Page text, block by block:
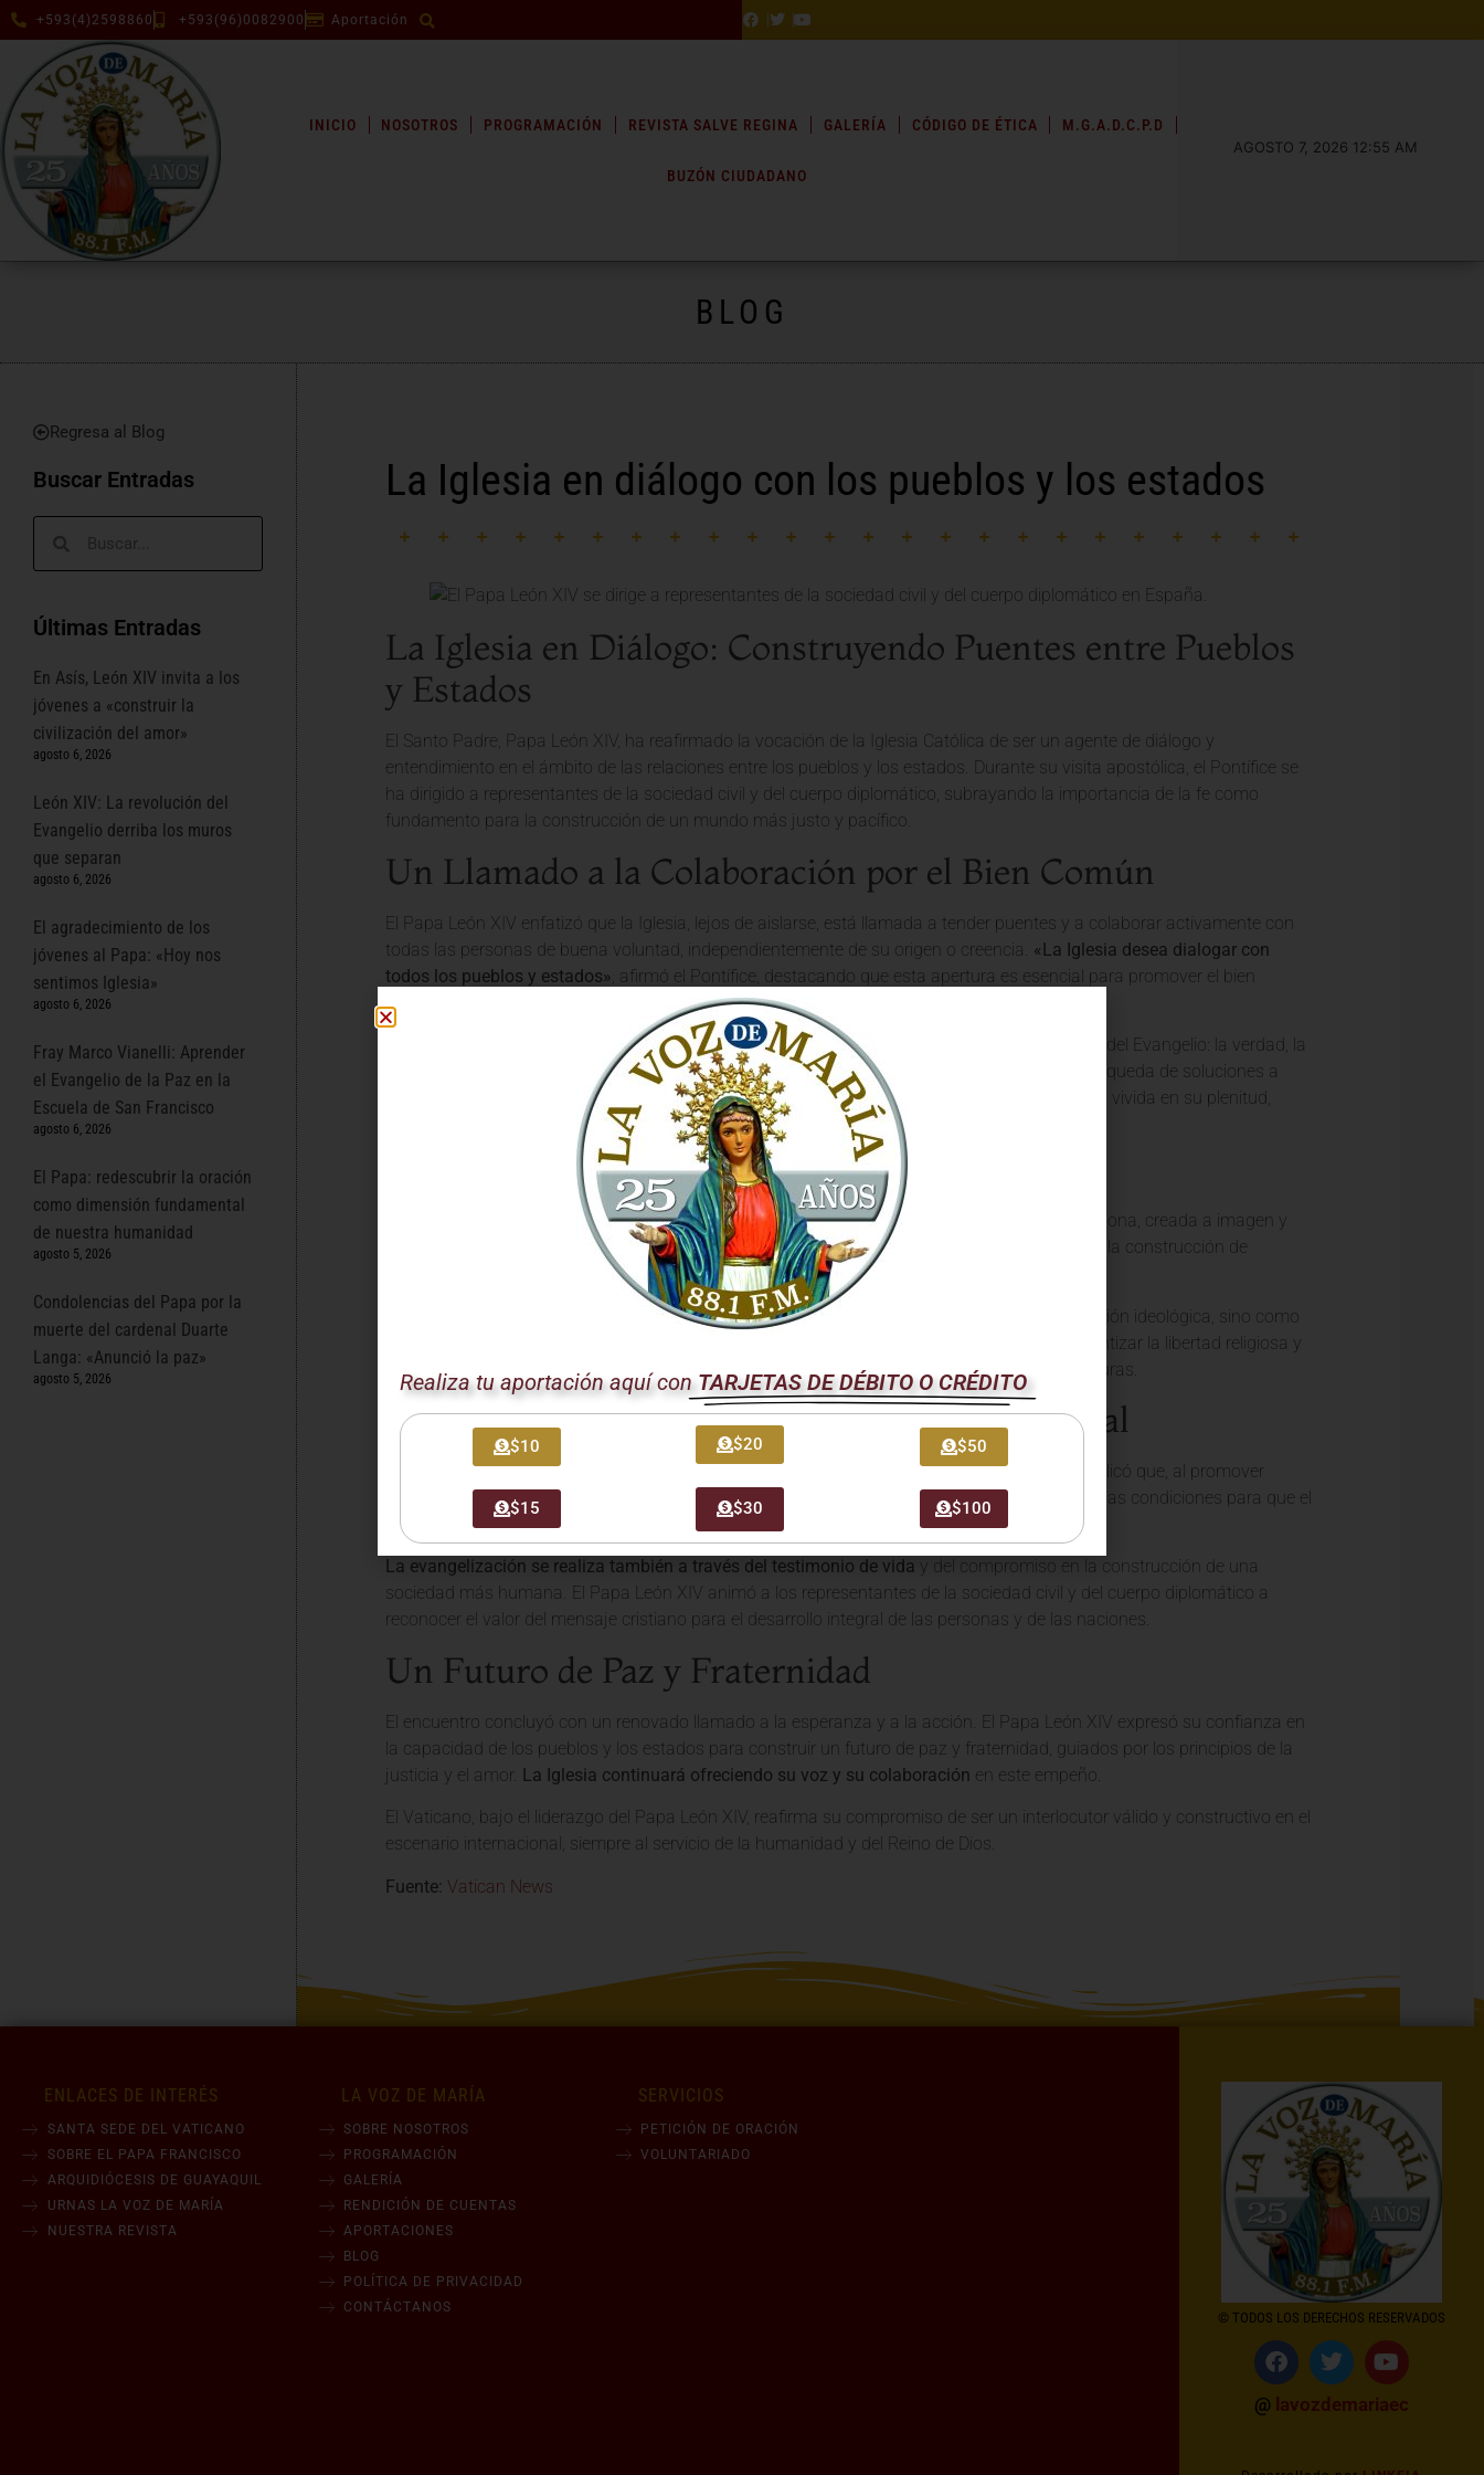
+593(4)2598860 +593(96)0082900 Aportación
INICIO NOSOTROS PROGRAMACIÓN REVISTA SALVE REGINA GALERÍA CÓDIGO DE ÉTICA M.G.A.D.C.P.D
BUZÓN CIUDADANO
AGOSTO 7, 2026 12:55 AM
BLOG
Regresa al Blog
Buscar Entradas
Últimas Entradas
En Asís, León XIV invita a los
jóvenes a «construir la
civilización del amor»
agosto 6, 2026
León XIV: La revolución del
Evangelio derriba los muros
que separan
agosto 6, 2026
El agradecimiento de los
jóvenes al Papa: «Hoy nos
sentimos Iglesia»
agosto 6, 2026
Fray Marco Vianelli: Aprender
el Evangelio de la Paz en la
Escuela de San Francisco
agosto 6, 2026
El Papa: redescubrir la oración
como dimensión fundamental
de nuestra humanidad
agosto 5, 2026
Condolencias del Papa por la
muerte del cardenal Duarte
Langa: «Anunció la paz»
agosto 5, 2026
La Iglesia en diálogo con los pueblos y los estados
La Iglesia en Diálogo: Construyendo Puentes entre Pueblos
y Estados
El Santo Padre, Papa León XIV, ha reafirmado la vocación de la Iglesia Católica de ser un agente de diálogo y
entendimiento en el ámbito de las relaciones entre los pueblos y los estados. Durante su visita apostólica, el Pontífice se
ha dirigido a representantes de la sociedad civil y del cuerpo diplomático, subrayando la importancia de la fe como
fundamento para la construcción de un mundo más justo y pacífico.
Un Llamado a la Colaboración por el Bien Común
El Papa León XIV enfatizó que la Iglesia, lejos de aislarse, está llamada a tender puentes y a colaborar activamente con
todas las personas de buena voluntad, independientemente de su origen o creencia. «La Iglesia desea dialogar con
todos los pueblos y estados» , afirmó el Pontífice, destacando que esta apertura es esencial para promover el bien
común y afrontar los desafíos globales.
Desde el Vaticano, se promueve una visión de la diplomacia vaticana basada en los principios del Evangelio: la verdad, la
justicia, la caridad y la paz. El Papa León XIV animó a los presentes a trabajar juntos en la búsqueda de soluciones a
problemas como la pobreza, las migraciones, la crisis climática y los conflictos armados. La fe, vivida en su plenitud,
impulsa a la acción y al compromiso social.
La Fe como Raíz de la Dignidad Humana
El Santo Padre recordó que la fe católica pone en el centro la dignidad inalienable de cada persona, creada a imagen y
semejanza de Dios. Esta convicción es la base para el respeto mutuo entre los pueblos y para la construcción de
relaciones internacionales fundadas en la igualdad y la fraternidad.
La Iglesia defiende los derechos humanosy promueve la justicia social, no como una imposición ideológica, sino como
una consecuencia natural de la revelación divina. El Papa León XIV instó a los estados a garantizar la libertad religiosa y
a proteger a las minorías, reconociendo la riqueza que aporta la diversidad de creencias y culturas.
La Misión Evangelizadora en el Contexto Global
El diálogo entre la Iglesia y los estados no es ajeno a la misión evangelizadora. El Pontífice explicó que, al promover
valores evangélicos como la paz, la reconciliación y la solidaridad, la Iglesia contribuye a crear las condiciones para que el
mensaje de Cristo pueda ser acogido y fructifique en los corazones.
La evangelización se realiza también a través del testimonio de vida y del compromiso en la construcción de una
sociedad más humana. El Papa León XIV animó a los representantes de la sociedad civil y del cuerpo diplomático a
reconocer el valor del mensaje cristiano para el desarrollo integral de las personas y de las naciones.
Un Futuro de Paz y Fraternidad
El encuentro concluyó con un renovado llamado a la esperanza y a la acción. El Papa León XIV expresó su confianza en
la capacidad de los pueblos y los estados para construir un futuro de paz y fraternidad, guiados por los principios de la
justicia y el amor. La Iglesia continuará ofreciendo su voz y su colaboración en este empeño.
El Vaticano, bajo el liderazgo del Papa León XIV, reafirma su compromiso de ser un interlocutor válido y constructivo en el
escenario internacional, siempre al servicio de la humanidad y del Reino de Dios.
Fuente: Vatican News
ENLACES DE INTERÉS
SANTA SEDE DEL VATICANO
SOBRE EL PAPA FRANCISCO
ARQUIDIÓCESIS DE GUAYAQUIL
URNAS LA VOZ DE MARÍA
NUESTRA REVISTA
LA VOZ DE MARÍA
SOBRE NOSOTROS
PROGRAMACIÓN
GALERÍA
RENDICIÓN DE CUENTAS
APORTACIONES
BLOG
POLÍTICA DE PRIVACIDAD
CONTÁCTANOS
SERVICIOS
PETICIÓN DE ORACIÓN
VOLUNTARIADO
© TODOS LOS DERECHOS RESERVADOS
@ lavozdemariaec
Realiza tu aportación aquí con TARJETAS DE DÉBITO O CRÉDITO
$10
$15
$20
$30
$50
$100